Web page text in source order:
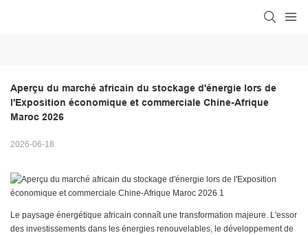
Aperçu du marché africain du stockage d'énergie lors de
l'Exposition économique et commerciale Chine-Afrique
Maroc 2026
2026-06-18
Le paysage énergétique africain connaît une transformation majeure. L'essor
des investissements dans les énergies renouvelables, le développement de